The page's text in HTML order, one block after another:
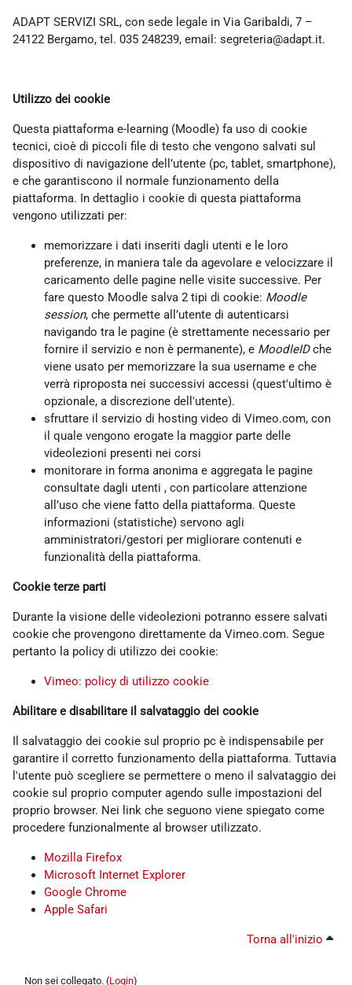
ADAPT SERVIZI SRL, con sede legale in Via Garibaldi, 7 –
24122 Bergamo, tel. 035 248239, email: segreteria@adapt.it.
Utilizzo dei cookie
Questa piattaforma e-learning (Moodle) fa uso di cookie
tecnici, cioè di piccoli file di testo che vengono salvati sul
dispositivo di navigazione dell’utente (pc, tablet, smartphone),
e che garantiscono il normale funzionamento della
piattaforma. In dettaglio i cookie di questa piattaforma
vengono utilizzati per:
memorizzare i dati inseriti dagli utenti e le loro
preferenze, in maniera tale da agevolare e velocizzare il
caricamento delle pagine nelle visite successive. Per
fare questo Moodle salva 2 tipi di cookie: Moodle
session, che permette all’utente di autenticarsi
navigando tra le pagine (è strettamente necessario per
fornire il servizio e non è permanente), e MoodleIDche
viene usato per memorizzare la sua username e che
verrà riproposta nei successivi accessi (quest'ultimo è
opzionale, a discrezione dell'utente).
sfruttare il servizio di hosting video di Vimeo.com, con
il quale vengono erogate la maggior parte delle
videolezioni presenti nei corsi
monitorare in forma anonima e aggregata le pagine
consultate dagli utenti , con particolare attenzione
all’uso che viene fatto della piattaforma. Queste
informazioni (statistiche) servono agli
amministratori/gestori per migliorare contenuti e
funzionalità della piattaforma.
Cookie terze parti
Durante la visione delle videolezioni potranno essere salvati
cookie che provengono direttamente da Vimeo.com. Segue
pertanto la policy di utilizzo dei cookie:
Vimeo: policy di utilizzo cookie
Abilitare e disabilitare il salvataggio dei cookie
Il salvataggio dei cookie sul proprio pc è indispensabile per
garantire il corretto funzionamento della piattaforma. Tuttavia
l'utente può scegliere se permettere o meno il salvataggio dei
cookie sul proprio computer agendo sulle impostazioni del
proprio browser. Nei link che seguono viene spiegato come
procedere funzionalmente al browser utilizzato.
Mozilla Firefox
Microsoft Internet Explorer
Google Chrome
Apple Safari
Torna all'inizio
Non sei collegato. (Login)